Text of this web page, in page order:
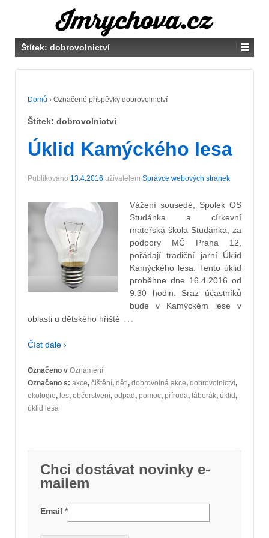
Štítek: dobrovolnictví
Domů › Označené příspěvky dobrovolnictví
Štítek: dobrovolnictví
Úklid Kamýckého lesa
Publikováno 13.4.2016 uživatelem Správce webových stránek
Vážení sousedé, Spolek OS
Studánka a církevní
mateřská škola Studánka, za
podpory MČ Praha 12,
pořádají tradiční jarní Úklid
Kamýckého lesa. Tento úklid
proběhne dne 16.4.2016 od
9:30 hodin. Sraz účastníků
bude v Kamýckém lese v
oblasti u dětského hřiště …
Číst dále ›
Označeno v Oznámení
Označeno s: akce, čištění, děti, dobrovolná akce, dobrovolnictví,
ekologie, les, občerstvení, odpad, pomoc, příroda, táborák, úklid,
úklid lesa
Chci dostávat novinky e-
mailem
Email *